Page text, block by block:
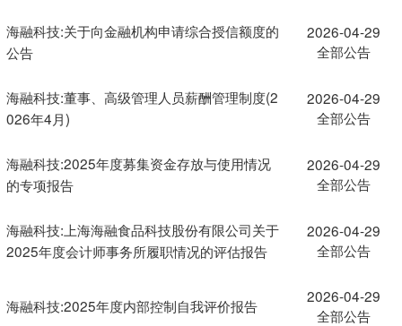
海融科技:关于向金融机构申请综合授信额度的
公告
2026-04-29
全部公告
海融科技:董事、高级管理人员薪酬管理制度(2
026年4月)
2026-04-29
全部公告
海融科技:2025年度募集资金存放与使用情况
的专项报告
2026-04-29
全部公告
海融科技:上海海融食品科技股份有限公司关于
2025年度会计师事务所履职情况的评估报告
2026-04-29
全部公告
海融科技:2025年度内部控制自我评价报告
2026-04-29
全部公告